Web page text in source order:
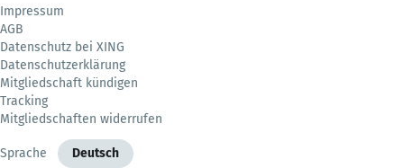
Impressum
AGB
Datenschutz bei XING
Datenschutzerklärung
Mitgliedschaft kündigen
Tracking
Mitgliedschaften widerrufen
Sprache Deutsch